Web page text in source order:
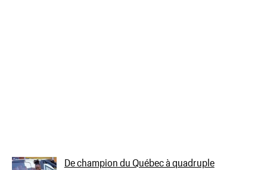
De champion du Québec à quadruple